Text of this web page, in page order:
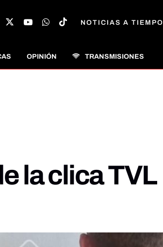
NOTICIAS A TIEMPO
OPINIÓN TRANSMISIONES
la clica TVL